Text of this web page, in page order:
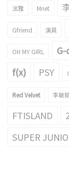
泫雅 Mnet
Gfriend 演員
OH MY GIRL
f(x) PSY
Red Velvet 李敏
FTISLAND
SUPER